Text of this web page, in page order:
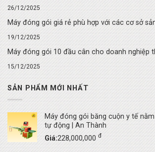
26/12/2025
Máy đóng gói giá rẻ phù hợp với các cơ sở
19/12/2025
Máy đóng gói 10 đầu cân cho doanh nghiệp
15/12/2025
SẢN PHẨM MỚI NHẤT
Máy đóng gói băng cuộn y tế
tự động | An Thành
Giá:228,000,000 đ